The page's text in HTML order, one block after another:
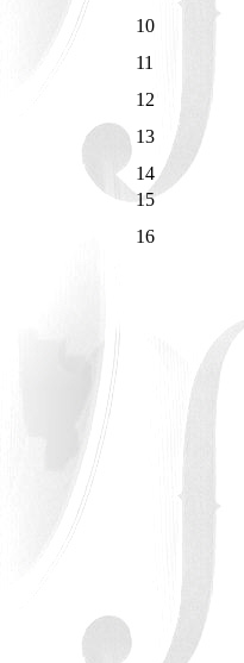
10
11
12
13
14
15
16